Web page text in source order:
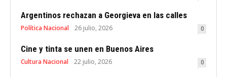
Argentinos rechazan a Georgieva en las calles
Política Nacional 26 julio, 2026 0
Cine y tinta se unen en Buenos Aires
Cultura Nacional 22 julio, 2026 0